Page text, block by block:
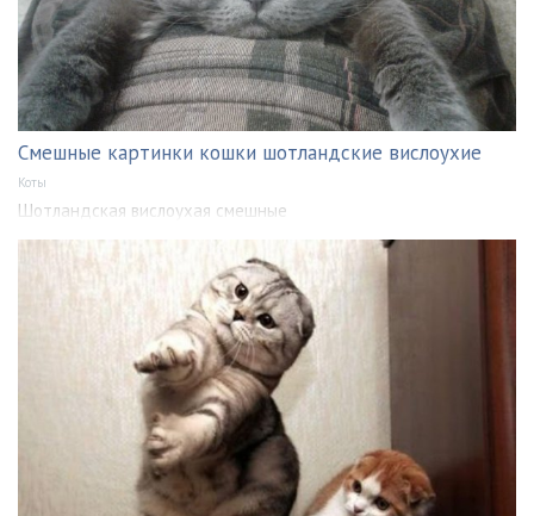
Смешные картинки кошки шотландские вислоухие
Коты
Шотландская вислоухая смешные